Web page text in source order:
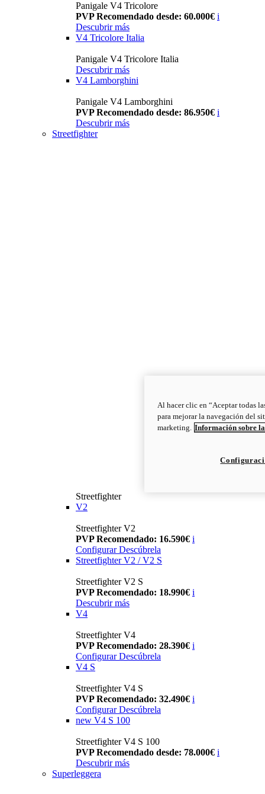
Panigale V4 Tricolore
PVP Recomendado desde: 60.000€ i
Descubrir más
V4 Tricolore Italia
Panigale V4 Tricolore Italia
Descubrir más
V4 Lamborghini
Panigale V4 Lamborghini
PVP Recomendado desde: 86.950€ i
Descubrir más
Streetfighter
Streetfighter
V2
Streetfighter V2
PVP Recomendado: 16.590€ i
Configurar Descúbrela
Streetfighter V2 / V2 S
Streetfighter V2 S
PVP Recomendado: 18.990€ i
Descubrir más
V4
Streetfighter V4
PVP Recomendado: 28.390€ i
Configurar Descúbrela
V4 S
Streetfighter V4 S
PVP Recomendado: 32.490€ i
Configurar Descúbrela
new V4 S 100
Streetfighter V4 S 100
PVP Recomendado desde: 78.000€ i
Descubrir más
Superleggera
Al hacer clic en “Aceptar todas
para mejorar la navegación del
marketing. Información sobre